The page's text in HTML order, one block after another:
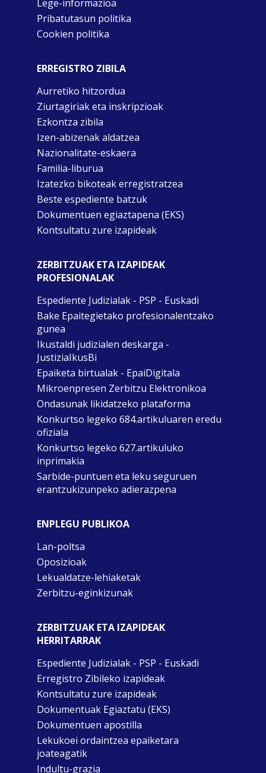
Lege-informazioa
Pribatutasun politika
Cookien politika
ERREGISTRO ZIBILA
Aurretiko hitzordua
Ziurtagiriak eta inskripzioak
Ezkontza zibila
Izen-abizenak aldatzea
Nazionalitate-eskaera
Familia-liburua
Izatezko bikoteak erregistratzea
Beste espediente batzuk
Dokumentuen egiaztapena (EKS)
Kontsultatu zure izapideak
ZERBITZUAK ETA IZAPIDEAK
PROFESIONALAK
Espediente Judizialak - PSP - Euskadi
Bake Epaitegietako profesionalentzako
gunea
Ikustaldi judizialen deskarga -
JustiziaIkusBi
Epaiketa birtualak - EpaiDigitala
Mikroenpresen Zerbitzu Elektronikoa
Ondasunak likidatzeko plataforma
Konkurtso legeko 684.artikuluaren eredu
ofiziala
Konkurtso legeko 627.artikuluko
inprimakia
Sarbide-puntuen eta leku seguruen
erantzukizunpeko adierazpena
ENPLEGU PUBLIKOA
Lan-poltsa
Oposizioak
Lekualdatze-lehiaketak
Zerbitzu-eginkizunak
ZERBITZUAK ETA IZAPIDEAK
HERRITARRAK
Espediente Judizialak - PSP - Euskadi
Erregistro Zibileko izapideak
Kontsultatu zure izapideak
Dokumentuak Egiaztatu (EKS)
Dokumentuen apostilla
Lekukoei ordaintzea epaiketara
joateagatik
Indultu-grazia